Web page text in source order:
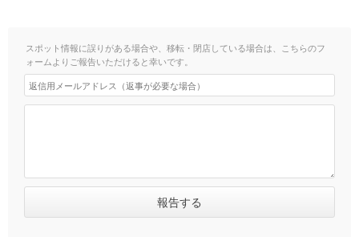
スポット情報に誤りがある場合や、移転・閉店している場合は、こちらのフ
ォームよりご報告いただけると幸いです。